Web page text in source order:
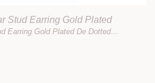
Stud Earring Gold Plated
Earring Gold Plated De Dotted…